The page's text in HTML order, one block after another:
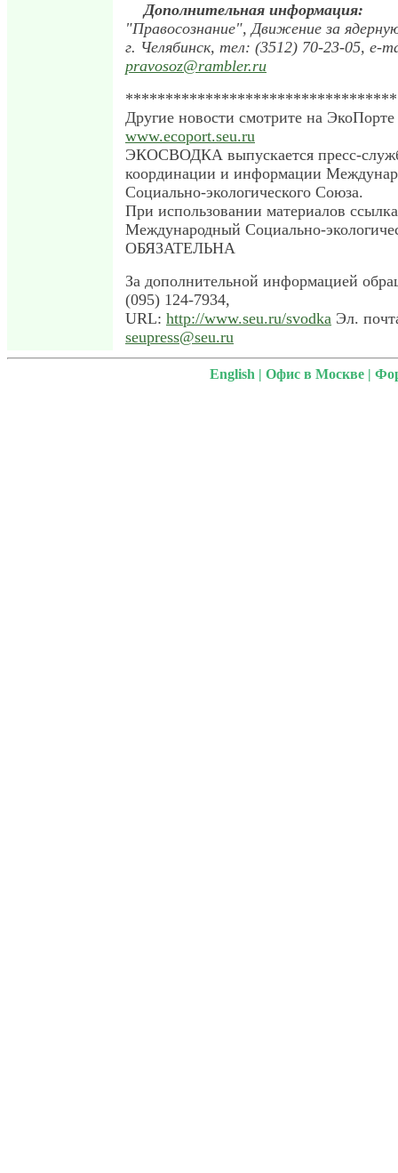
Дополнительная информация:
"Правосознание", Движение за
г. Челябинск, тел: (3512) 70-23-05, e-
pravosoz@rambler.ru
Другие новости смотрите на ЭкоПорте
www.ecoport.seu.ru
ЭКОСВОДКА выпускается пресс-
координации и информации
Социально-экологического Союза.
При использовании материалов
Международный Социально-
ОБЯЗАТЕЛЬНА
За дополнительной информацией
(095) 124-7934,
URL: http://www.seu.ru/svodka Эл.
seupress@seu.ru
English | Офис в Москве |